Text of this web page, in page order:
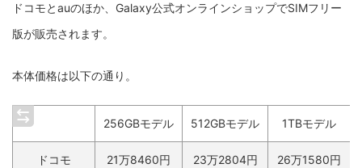
ドコモとauのほか、Galaxy公式オンラインショップでSIMフリー
版が販売されます。
本体価格は以下の通り。
256GBモデル 512GBモデル 1TBモデル
ドコモ 21万8460円 23万2804円 26万1580円